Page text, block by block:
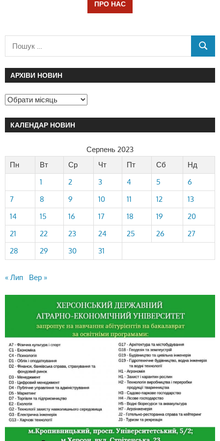
ПРО НАС
АРХІВИ НОВИН
КАЛЕНДАР НОВИН
Серпень 2023
Пн
Вт Ср Чт Пт Сб
Нд
1
2 3 4 5
6
7
8 9 10 11 12
13
14
15 16 17 18 19
20
21
22 23 24 25 26
27
28
29 30 31
« Лип Вер »